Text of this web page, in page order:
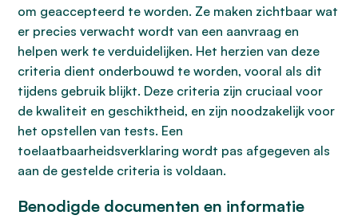
om geaccepteerd te worden. Ze maken zichtbaar wat
er precies verwacht wordt van een aanvraag en
helpen werk te verduidelijken. Het herzien van deze
criteria dient onderbouwd te worden, vooral als dit
tijdens gebruik blijkt. Deze criteria zijn cruciaal voor
de kwaliteit en geschiktheid, en zijn noodzakelijk voor
het opstellen van tests. Een
toelaatbaarheidsverklaring wordt pas afgegeven als
aan de gestelde criteria is voldaan.
Benodigde documenten en informatie